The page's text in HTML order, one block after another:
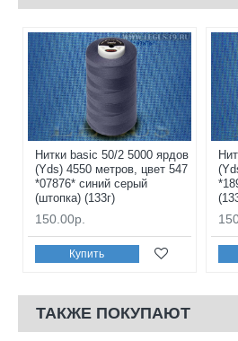
Нитки basic 50/2 5000 ярдов
(Yds) 4550 метров, цвет 547
*07876* синий серый
(штопка) (133г)
150.00р.
Купить
ТАКЖЕ ПОКУПАЮТ